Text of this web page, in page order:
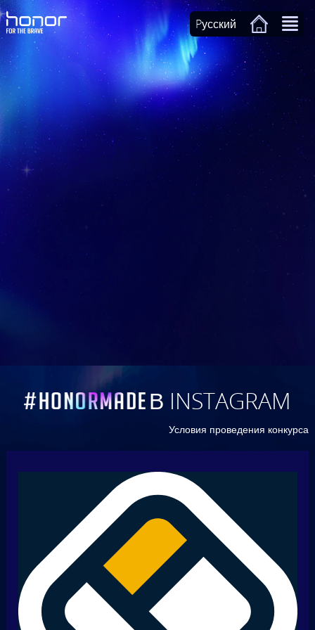
Pусский
В INSTAGRAM
Условия проведения конкурса